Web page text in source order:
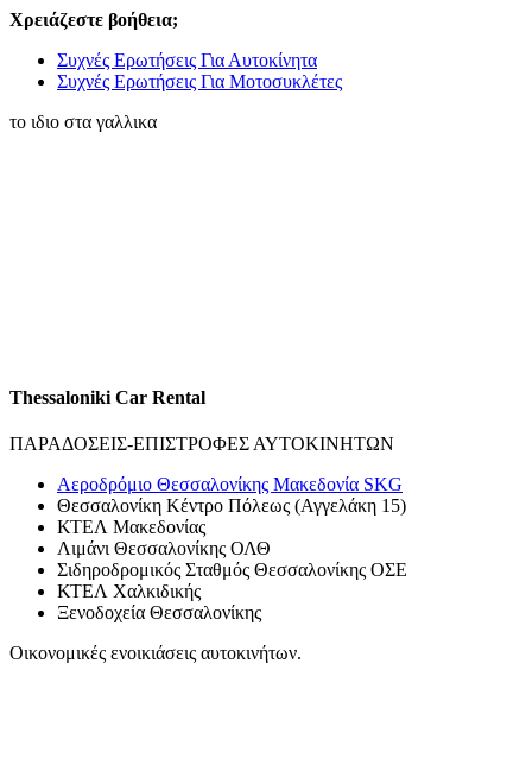
Χρειάζεστε βοήθεια;
Συχνές Ερωτήσεις Για Αυτοκίνητα
Συχνές Ερωτήσεις Για Μοτοσυκλέτες
το ιδιο στα γαλλικα
Thessaloniki Car Rental
ΠΑΡΑΔΟΣΕΙΣ-ΕΠΙΣΤΡΟΦΕΣ ΑΥΤΟΚΙΝΗΤΩΝ
Αεροδρόμιο Θεσσαλονίκης Μακεδονία SKG
Θεσσαλονίκη Κέντρο Πόλεως (Αγγελάκη 15)
ΚΤΕΛ Μακεδονίας
Λιμάνι Θεσσαλονίκης ΟΛΘ
Σιδηροδρομικός Σταθμός Θεσσαλονίκης ΟΣΕ
ΚΤΕΛ Χαλκιδικής
Ξενοδοχεία Θεσσαλονίκης
Oικονομικές ενοικιάσεις αυτοκινήτων.